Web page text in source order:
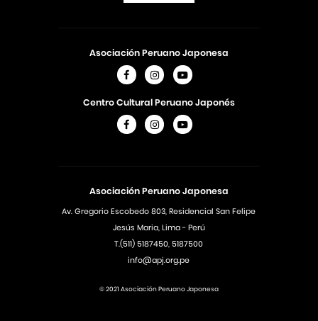
Asociación Peruano Japonesa
Av. Gregorio Escobedo 803, Residencial San Felipe
Jesús Maria, Lima - Perú
T.(511) 5187450, 5187500
info@apj.org.pe
Asociación Peruano Japonesa
Centro Cultural Peruano Japonés
© 2021 Asociación Peruano Japonesa